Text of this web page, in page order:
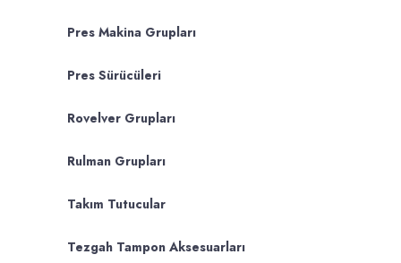
Pres Makina Grupları
Pres Sürücüleri
Rovelver Grupları
Rulman Grupları
Takım Tutucular
Tezgah Tampon Aksesuarları